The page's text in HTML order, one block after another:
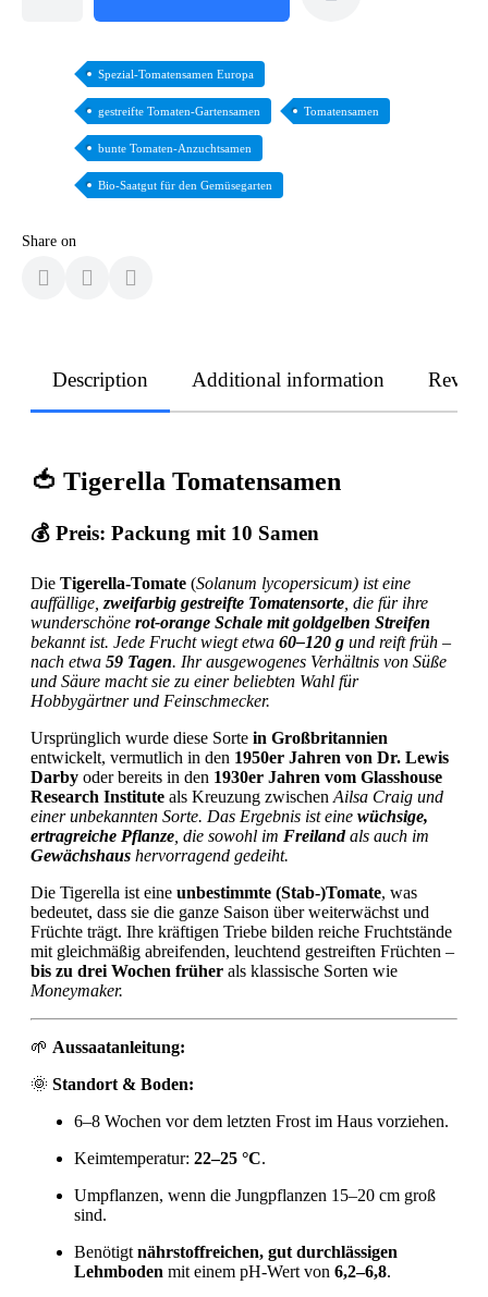
Spezial-Tomatensamen Europa
gestreifte Tomaten-Gartensamen Tomatensamen
bunte Tomaten-Anzuchtsamen
Bio-Saatgut für den Gemüsegarten
Share on
Description Additional information
🍅 Tigerella Tomatensamen
💰 Preis: Packung mit 10 Samen
Die Tigerella-Tomate (Solanum lycopersicum) ist eine
auffällige, zweifarbig gestreifte Tomatensorte , die für ihre
wunderschöne rot-orange Schale mit goldgelben Streifen
bekannt ist. Jede Frucht wiegt etwa 60–120 g und reift früh –
nach etwa 59 Tagen. Ihr ausgewogenes Verhältnis von Süße
und Säure macht sie zu einer beliebten Wahl für
Hobbygärtner und Feinschmecker.
Ursprünglich wurde diese Sorte in Großbritannien
entwickelt, vermutlich in den 1950er Jahren von Dr. Lewis
Darby oder bereits in den 1930er Jahren vom Glasshouse
Research Institute als Kreuzung zwischen Ailsa Craig und
einer unbekannten Sorte. Das Ergebnis ist eine wüchsige,
ertragreiche Pflanze , die sowohl im Freilandals auch im
Gewächshaus hervorragend gedeiht.
Die Tigerella ist eine unbestimmte (Stab-)Tomate, was
bedeutet, dass sie die ganze Saison über weiterwächst und
Früchte trägt. Ihre kräftigen Triebe bilden reiche Fruchtstände
mit gleichmäßig abreifenden, leuchtend gestreiften Früchten –
bis zu drei Wochen früher als klassische Sorten wie
Moneymaker.
🌱 Aussaatanleitung:
🌞 Standort & Boden:
6–8 Wochen vor dem letzten Frost im Haus vorziehen.
Keimtemperatur: 22–25 °C.
Umpflanzen, wenn die Jungpflanzen 15–20 cm groß
sind.
Benötigt nährstoffreichen, gut durchlässigen
Lehmboden mit einem pH-Wert von 6,2–6,8.